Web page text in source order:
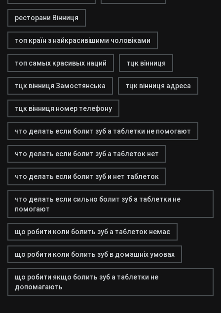
ресторани Вінниця
топ країн з найкрасивішими чоловіками
топ самых красивых наций тцк вінниця
тцк вінниця Замостянська тцк вінниця адреса
тцк вінниця номер телефону
что делать если болит зуб а таблетки не помогают
что делать если болит зуб а таблеток нет
что делать если болит зуб и нет таблеток
что делать если сильно болит зуб а таблетки не
помогают
що робити коли болить зуб а таблеток немає
що робити коли болить зуб в домашніх умовах
що робити якщо болить зуб а таблетки не
допомагають